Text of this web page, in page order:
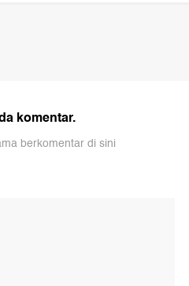
komentar.
berkomentar di sini